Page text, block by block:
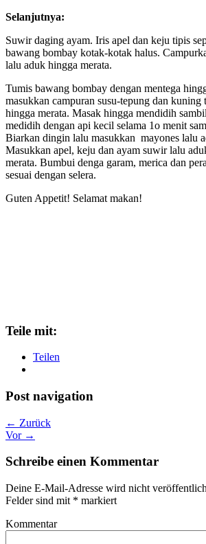
Selanjutnya:
Suwir daging ayam. Iris apel dan keju tipis
bawang bombay kotak-kotak halus.
lalu aduk hingga merata.
Tumis bawang bombay dengan mentega
masukkan campuran susu-tepung dan
hingga merata. Masak hingga mendidih
medidih dengan api kecil selama 1o menit
Biarkan dingin lalu masukkan mayones lalu
Masukkan apel, keju dan ayam suwir lalu
merata. Bumbui denga garam, merica dan
sesuai dengan selera.
Guten Appetit! Selamat makan!
Teile mit:
Teilen
Post navigation
← Zurück
Vor →
Schreibe einen Kommentar
Deine E-Mail-Adresse wird nicht
Felder sind mit * markiert
Kommentar